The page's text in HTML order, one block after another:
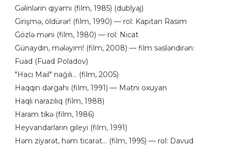
Gəlinlərin qiyamı (film, 1985) (dublyaj)
Girişmə, öldürər! (film, 1990) — rol: Kapitan Rasim
Gözlə məni (film, 1980) — rol: Nicat
Günaydın, mələyim! (film, 2008) — film səsləndirən:
Fuad (Fuad Poladov)
"Hacı Mail" nağılı... (film, 2005)
Haqqın dərgahı (film, 1991) — Mətni oxuyan
Haqlı narazılıq (film, 1988)
Haram tikə (film, 1986)
Heyvandarların gileyi (film, 1991)
Həm ziyarət, həm ticarət... (film, 1995) — rol: Davud